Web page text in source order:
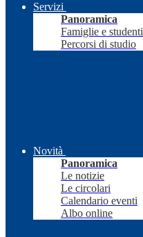
Servizi
Panoramica
Famiglie e studenti
Percorsi di studio
Novità
Panoramica
Le notizie
Le circolari
Calendario eventi
Albo online